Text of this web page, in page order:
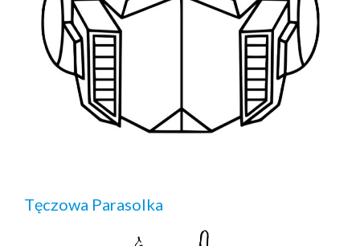
Tęczowa Parasolka